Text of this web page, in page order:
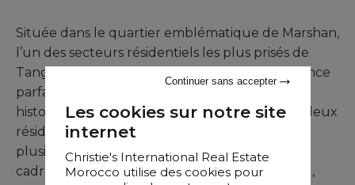
Située dans le quartier emblématique de Marshan,
l’un des secteurs résidentiels les plus prisés de
Tanger, cette propriété unique offre une alliance
parfaite entre prestige, confort et charme
historique. Issue de la fusion harmonieuse de deux
résidences titulaires, la maison se déploie sur
plusieurs niveaux, offrant à ses occupants un
cadre de vie spacieux, lumineux et fonctionnel,
Les cookies sur notre site
internet
Christie's International Real Estate
Morocco utilise des cookies pour
Continuer sans accepter